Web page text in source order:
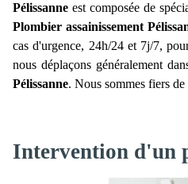
Pélissanne est composée de
Plombier assainissement
cas d'urgence, 24h/24 et 7j/7,
nous déplaçons généralement
Pélissanne. Nous sommes fiers
Intervention d'un